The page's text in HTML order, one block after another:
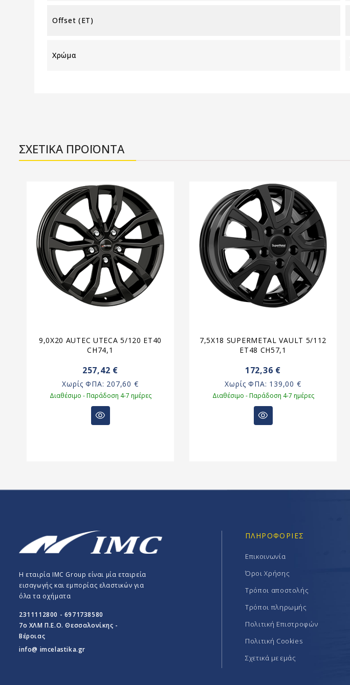
Offset (ET)
Χρώμα
ΣΧΕΤΙΚΑ ΠΡΟΪΟΝΤΑ
9,0X20 AUTEC UTECA 5/120 ET40
CH74,1
257,42 €
Χωρίς ΦΠΑ: 207,60 €
Διαθέσιμο - Παράδοση 4-7 ημέρες
7,5X18 SUPERMETAL VAULT 5/112
ET48 CH57,1
172,36 €
Χωρίς ΦΠΑ: 139,00 €
Διαθέσιμο - Παράδοση 4-7 ημέρες
Η εταιρία IMC Group είναι μία εταιρεία
εισαγωγής και εμπορίας ελαστικών για
όλα τα οχήματα
2311112800 - 6971738580
7o ΧΛΜ Π.E.O. Θεσσαλονίκης -
Βέροιας
info@ imcelastika.gr
ΠΛΗΡΟΦΟΡΊΕΣ
Επικοινωνία
Όροι Χρήσης
Τρόποι αποστολής
Τρόποι πληρωμής
Πολιτική Επιστροφών
Πολιτική Cookies
Σχετικά με εμάς